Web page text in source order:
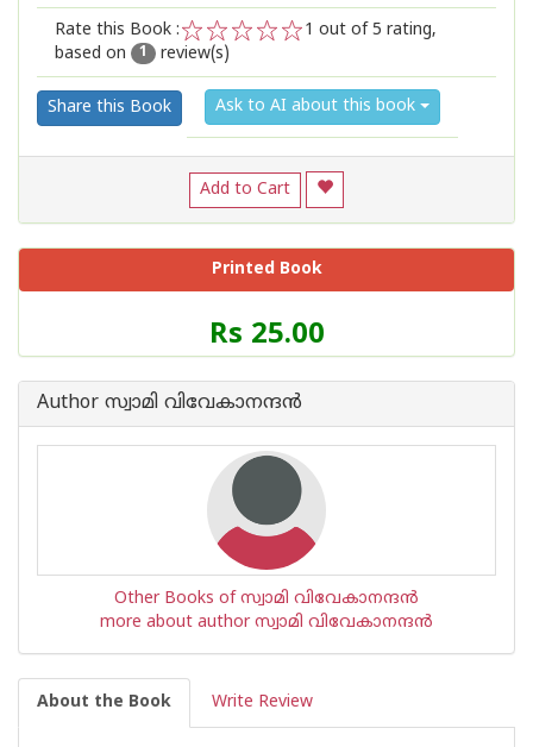
Rate this Book :
2
1
1 out of 5 rating,
based on
1 review(s)
Share this Book Ask to AI about this book
Add to Cart
Printed Book
Price
of
Book
Rs 25.00
Author സ്വാമി വിവേകാനന്ദന്‍‌
Other Books of സ്വാമി വിവേകാനന്ദന്‍‌
more about author സ്വാമി വിവേകാനന്ദന്‍‌
About the Book Write Review